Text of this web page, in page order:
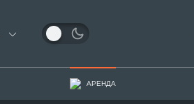
АРЕНДА